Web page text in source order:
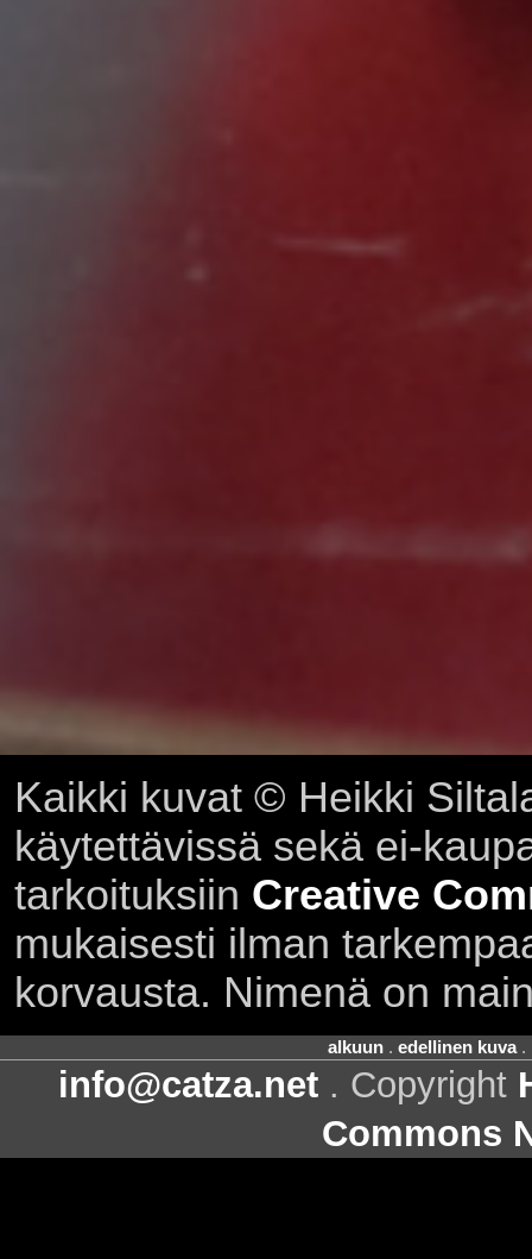
Kaikki kuvat © Heikki
käytettävissä sekä ei-
tarkoituksiin Creative
mukaisesti ilman
korvausta. Nimenä on
alkuun. edellinen kuva.
info@catza.net . Copyright
Commons